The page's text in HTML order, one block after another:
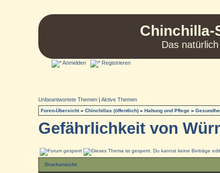
Chinchilla-
Das
Anmelden Registrieren
Unbeantwortete Themen |Aktive Themen
Foren-Übersicht»Chinchillas (öffentlich) »Haltung und Pflege »
Gefährlichkeit von
Druckansicht